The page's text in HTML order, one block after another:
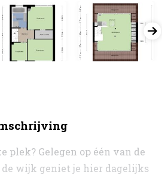
plek? Gelegen op één van de
wijk geniet je hier dagelijks